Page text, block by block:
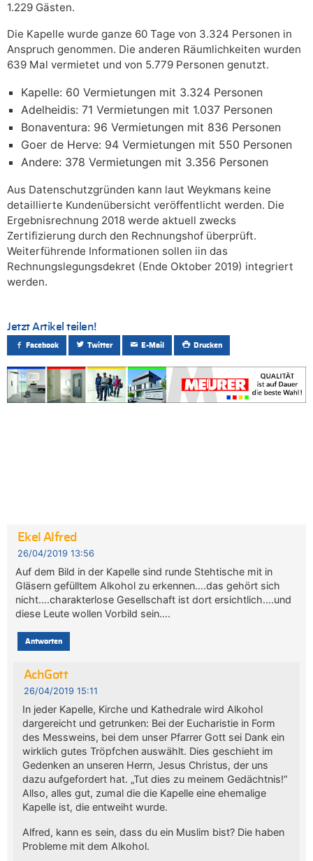
1.229 Gästen.
Die Kapelle wurde ganze 60 Tage von 3.324 Personen in
Anspruch genommen. Die anderen Räumlichkeiten wurden
639 Mal vermietet und von 5.779 Personen genutzt.
Kapelle: 60 Vermietungen mit 3.324 Personen
Adelheidis: 71 Vermietungen mit 1.037 Personen
Bonaventura: 96 Vermietungen mit 836 Personen
Goer de Herve: 94 Vermietungen mit 550 Personen
Andere: 378 Vermietungen mit 3.356 Personen
Aus Datenschutzgründen kann laut Weykmans keine
detaillierte Kundenübersicht veröffentlicht werden. Die
Ergebnisrechnung 2018 werde aktuell zwecks
Zertifizierung durch den Rechnungshof überprüft.
Weiterführende Informationen sollen iin das
Rechnungslegungsdekret (Ende Oktober 2019) integriert
werden.
Jetzt Artikel teilen!
Facebook Twitter E-Mail Drucken
Ekel Alfred
26/04/2019 13:56
Auf dem Bild in der Kapelle sind runde Stehtische mit in
Gläsern gefülltem Alkohol zu erkennen….das gehört sich
nicht….charakterlose Gesellschaft ist dort ersichtlich….und
diese Leute wollen Vorbild sein….
Antworten
AchGott
26/04/2019 15:11
In jeder Kapelle, Kirche und Kathedrale wird Alkohol
dargereicht und getrunken: Bei der Eucharistie in Form
des Messweins, bei dem unser Pfarrer Gott sei Dank ein
wirklich gutes Tröpfchen auswählt. Dies geschieht im
Gedenken an unseren Herrn, Jesus Christus, der uns
dazu aufgefordert hat. „Tut dies zu meinem Gedächtnis!“
Allso, alles gut, zumal die die Kapelle eine ehemalige
Kapelle ist, die entweiht wurde.
Alfred, kann es sein, dass du ein Muslim bist? Die haben
Probleme mit dem Alkohol.